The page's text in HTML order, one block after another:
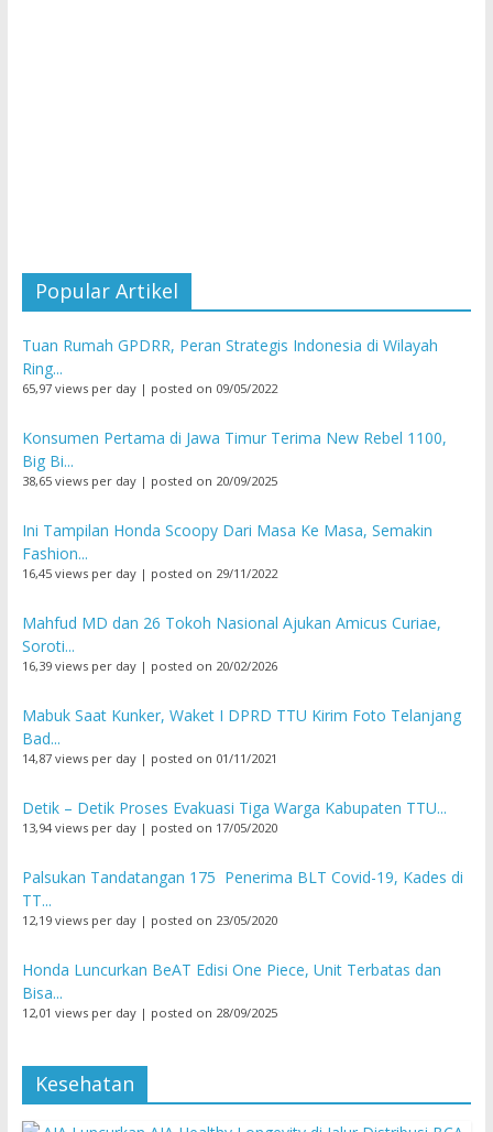
Popular Artikel
Tuan Rumah GPDRR, Peran Strategis Indonesia di Wilayah
Ring...
65,97 views per day| posted on 09/05/2022
Konsumen Pertama di Jawa Timur Terima New Rebel 1100,
Big Bi...
38,65 views per day| posted on 20/09/2025
Ini Tampilan Honda Scoopy Dari Masa Ke Masa, Semakin
Fashion...
16,45 views per day| posted on 29/11/2022
Mahfud MD dan 26 Tokoh Nasional Ajukan Amicus Curiae,
Soroti...
16,39 views per day| posted on 20/02/2026
Mabuk Saat Kunker, Waket I DPRD TTU Kirim Foto Telanjang
Bad...
14,87 views per day| posted on 01/11/2021
Detik – Detik Proses Evakuasi Tiga Warga Kabupaten TTU...
13,94 views per day| posted on 17/05/2020
Palsukan Tandatangan 175 Penerima BLT Covid-19, Kades di
TT...
12,19 views per day| posted on 23/05/2020
Honda Luncurkan BeAT Edisi One Piece, Unit Terbatas dan
Bisa...
12,01 views per day| posted on 28/09/2025
Kesehatan